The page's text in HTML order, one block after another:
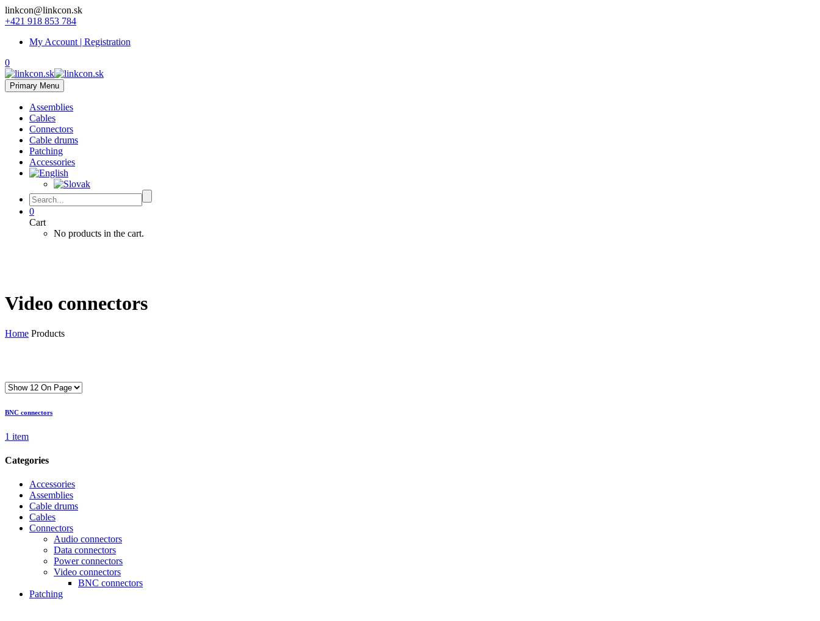
linkcon@linkcon.sk
+421 918 853 784
My Account | Registration
0
Primary Menu
Assemblies
Cables
Connectors
Cable drums
Patching
Accessories
0
Cart
No products in the cart.
Video connectors
Home Products
BNC connectors
1 item
Categories
Accessories
Assemblies
Cable drums
Cables
Connectors
Audio connectors
Data connectors
Power connectors
Video connectors
BNC connectors
Patching